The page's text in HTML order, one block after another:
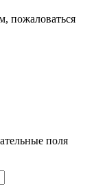
пожаловаться
поля